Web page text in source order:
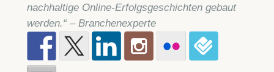
nachhaltige Online-Erfolgsgeschichten gebaut
werden.“ – Branchenexperte